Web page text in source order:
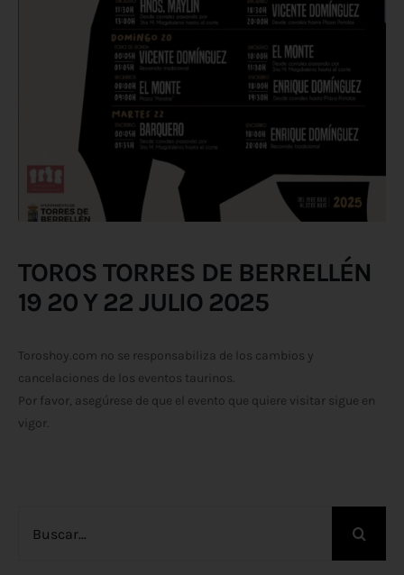
TOROS TORRES DE BERRELLÉN
19 20 Y 22 JULIO 2025
Toroshoy.com no se responsabiliza de los cambios y
cancelaciones de los eventos taurinos.
Por favor, asegúrese de que el evento que quiere visitar sigue en
vigor.